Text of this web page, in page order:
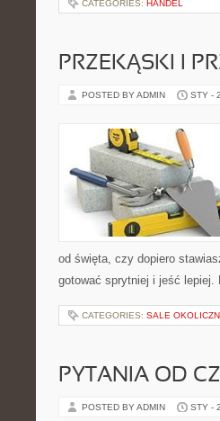
CATEGORIES: HANDEL
PRZEKĄSKI I
POSTED BY ADMIN STY -
od święta, czy dopiero
gotować sprytniej i jeść
CATEGORIES: SALE
PYTANIA OD
POSTED BY ADMIN STY -